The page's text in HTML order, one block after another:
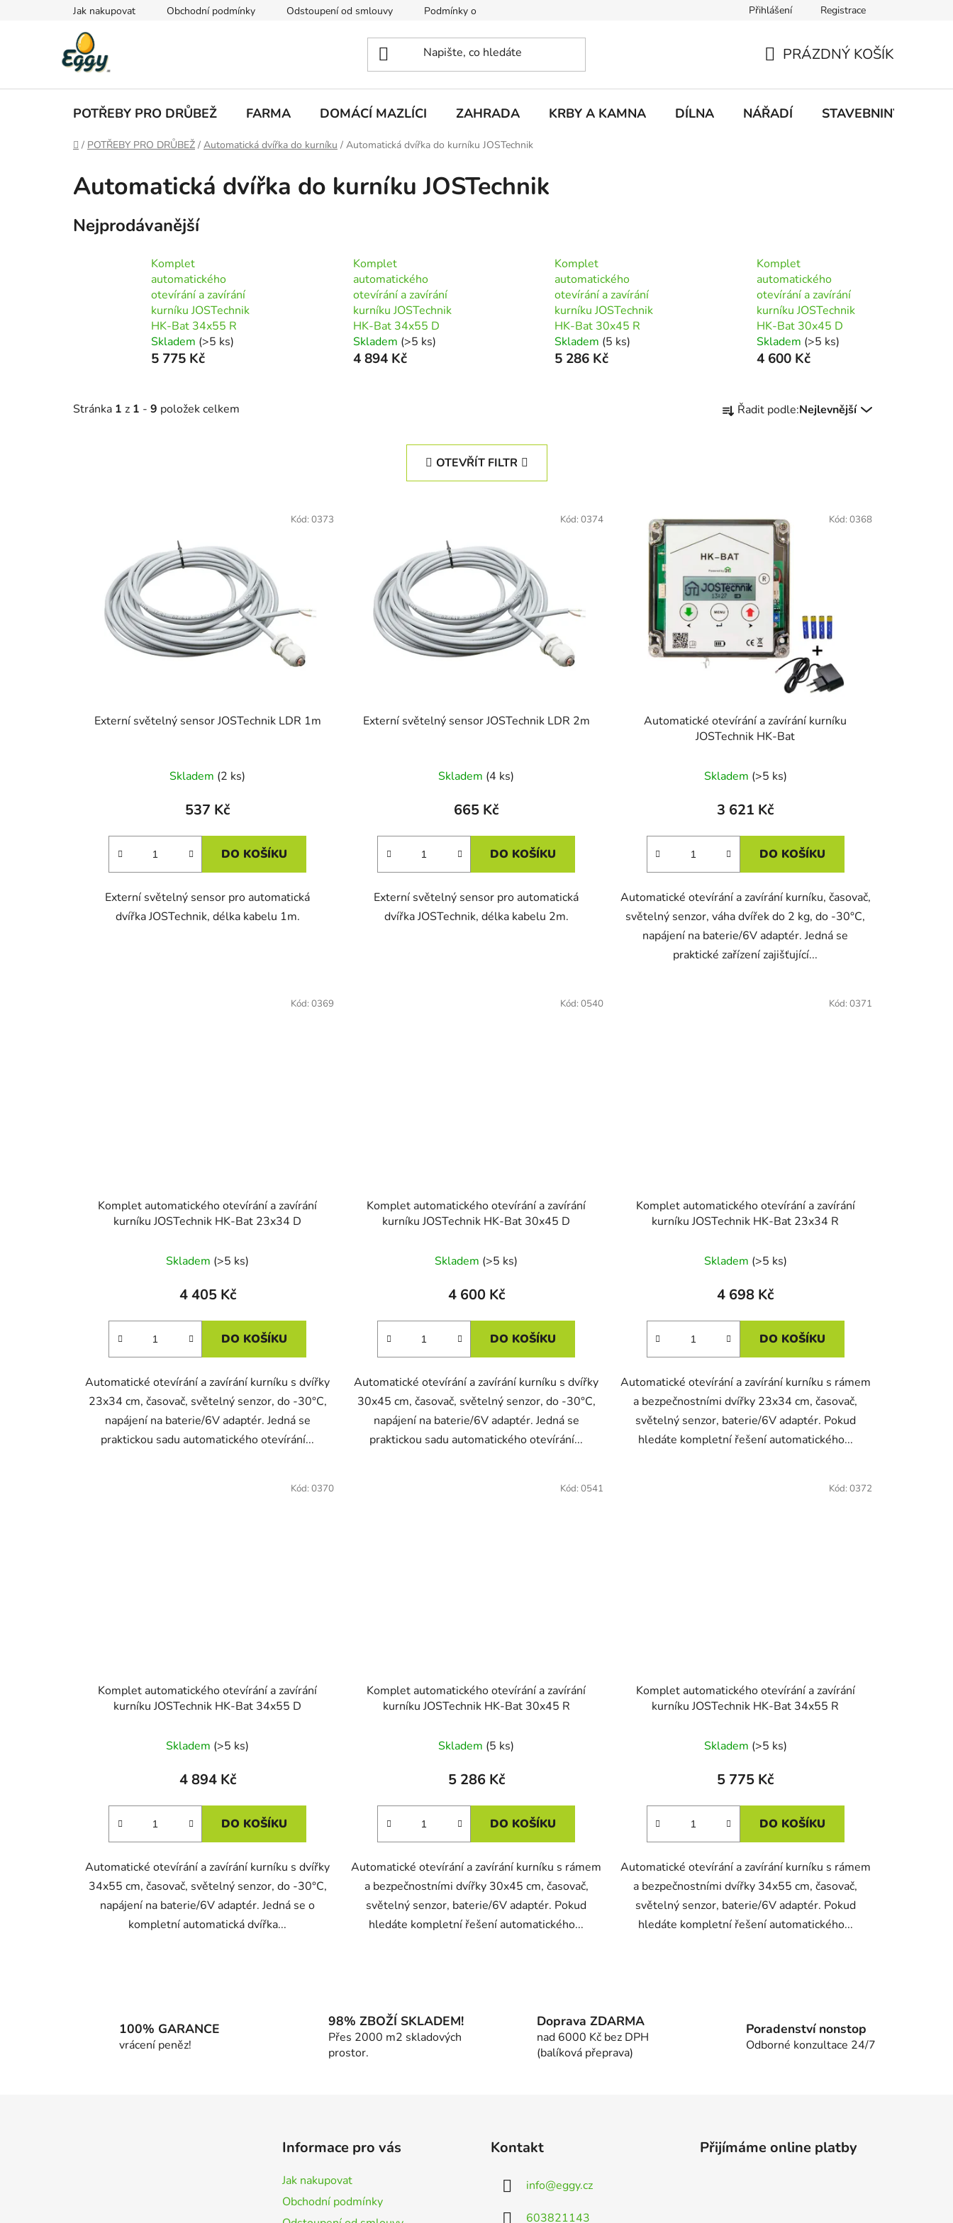
Jak nakupovat Obchodní podmínky Odstoupení od smlouvy Podmínky ochrany osobních údajů Doprava a platbaPřihlášení Registrace
KOŠÍK
PRÁZDNÝ KOŠÍK
POTŘEBY PRO DRŮBEŽ FARMA DOMÁCÍ MAZLÍCI ZAHRADA KRBY A KAMNA DÍLNA NÁŘADÍ STAVEBNINY
Domů
/ POTŘEBY PRO DRŮBEŽ / Automatická dvířka do kurníku / Automatická dvířka do kurníku JOSTechnik
Automatická dvířka do kurníku JOSTechnik
Nejprodávanější
Komplet
automatického
otevírání a zavírání
kurníku JOSTechnik
HK-Bat 34x55 R
Skladem (>5 ks)
5 775 Kč
Komplet
automatického
otevírání a zavírání
kurníku JOSTechnik
HK-Bat 34x55 D
Skladem (>5 ks)
4 894 Kč
Komplet
automatického
otevírání a zavírání
kurníku JOSTechnik
HK-Bat 30x45 R
Skladem (5 ks)
5 286 Kč
Komplet
automatického
otevírání a zavírání
kurníku JOSTechnik
HK-Bat 30x45 D
Skladem (>5 ks)
4 600 Kč
Stránka 1 z 1 - 9 položek celkem
a
r
o
d
u
k
t
ů
Řadit podle:Nejlevnější
OTEVŘÍT FILTR
Externí světelný sensor JOSTechnik LDR 1m
Skladem (2 ks)
537 Kč
DO KOŠÍKU
Externí světelný sensor pro automatická
dvířka JOSTechnik, délka kabelu 1m.
Kód:0373
Externí světelný sensor JOSTechnik LDR 2m
Skladem (4 ks)
665 Kč
DO KOŠÍKU
Externí světelný sensor pro automatická
dvířka JOSTechnik, délka kabelu 2m.
Kód: 0374
Automatické otevírání a zavírání kurníku
JOSTechnik HK-Bat
Skladem (>5 ks)
3 621 Kč
DO KOŠÍKU
Automatické otevírání a zavírání kurníku, časovač,
světelný senzor, váha dvířek do 2 kg, do -30°C,
napájení na baterie/6V adaptér. Jedná se
praktické zařízení zajišťující...
Kód: 0368
Komplet automatického otevírání a zavírání
kurníku JOSTechnik HK-Bat 23x34 D
Skladem (>5 ks)
4 405 Kč
DO KOŠÍKU
Automatické otevírání a zavírání kurníku s dvířky
23x34 cm, časovač, světelný senzor, do -30°C,
napájení na baterie/6V adaptér. Jedná se
praktickou sadu automatického otevírání...
Kód:0369
Komplet automatického otevírání a zavírání
kurníku JOSTechnik HK-Bat 30x45 D
Skladem (>5 ks)
4 600 Kč
DO KOŠÍKU
Automatické otevírání a zavírání kurníku s dvířky
30x45 cm, časovač, světelný senzor, do -30°C,
napájení na baterie/6V adaptér. Jedná se
praktickou sadu automatického otevírání...
Kód: 0540
Komplet automatického otevírání a zavírání
kurníku JOSTechnik HK-Bat 23x34 R
Skladem (>5 ks)
4 698 Kč
DO KOŠÍKU
Automatické otevírání a zavírání kurníku s rámem
a bezpečnostními dvířky 23x34 cm, časovač,
světelný senzor, baterie/6V adaptér. Pokud
hledáte kompletní řešení automatického...
Kód: 0371
Komplet automatického otevírání a zavírání
kurníku JOSTechnik HK-Bat 34x55 D
Skladem (>5 ks)
4 894 Kč
DO KOŠÍKU
Automatické otevírání a zavírání kurníku s dvířky
34x55 cm, časovač, světelný senzor, do -30°C,
napájení na baterie/6V adaptér. Jedná se o
kompletní automatická dvířka...
Kód:0370
Komplet automatického otevírání a zavírání
kurníku JOSTechnik HK-Bat 30x45 R
Skladem (5 ks)
5 286 Kč
DO KOŠÍKU
Automatické otevírání a zavírání kurníku s rámem
a bezpečnostními dvířky 30x45 cm, časovač,
světelný senzor, baterie/6V adaptér. Pokud
hledáte kompletní řešení automatického...
Kód: 0541
Komplet automatického otevírání a zavírání
kurníku JOSTechnik HK-Bat 34x55 R
Skladem (>5 ks)
5 775 Kč
DO KOŠÍKU
Automatické otevírání a zavírání kurníku s rámem
a bezpečnostními dvířky 34x55 cm, časovač,
světelný senzor, baterie/6V adaptér. Pokud
hledáte kompletní řešení automatického...
Kód: 0372
100% GARANCE
vrácení peněz!
98% ZBOŽÍ SKLADEM!
Přes 2000 m2 skladových
prostor.
Doprava ZDARMA
nad 6000 Kč bez DPH
(balíková přeprava)
Poradenství nonstop
Odborné konzultace 24/7
Informace pro vás
Jak nakupovat
Obchodní podmínky
Kontakt
info@eggy.cz
603821143
Přijímáme online platby